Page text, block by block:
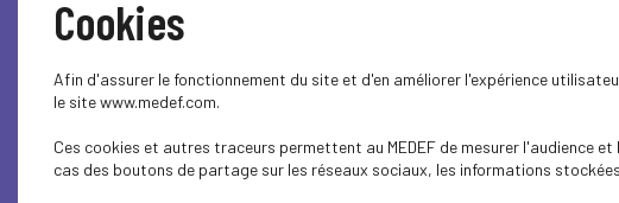
EMPLOI
ENTREPRISE ET SOCIÉTÉ
Cookies
Afin d'assurer le fonctionnement du site et d'en améliorer l'expérience
le site www.medef.com.
Ces cookies et autres traceurs permettent au MEDEF de mesurer l'audience
cas des boutons de partage sur les réseaux sociaux, les informations